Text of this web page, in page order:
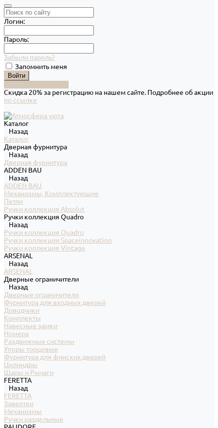
Логин:
Пароль:
Забыли пароль?
Запомнить меня
Скидка 20% за регистрацию на нашем сайте. Подробнее об акции
по ссылке
Каталог
Назад
Каталог
Дверная фурнитура
Назад
Дверная фурнитура
ADDEN BAU
Назад
ADDEN BAU
Механизмы, Комплектующие
Петли
Ручки коллекция Absolut
Ручки коллекция Quadro
Назад
Ручки коллекция Quadro
Ручки коллекции Spaceinnovation
Ручки коллекция Vintage
ARSENAL
Назад
ARSENAL
Дверные ограничители
Назад
Дверные ограничители
Фурнитура для входных дверей
Доводчики
Комплекты
Навесные замки
Номера
Раздвижные системы
Упоры торцевые
Фурнитура для финских дверей
Цилиндры
Шары и Рычаги
FERETTA
Назад
FERETTA
Завертки
Механизмы
Ручки раздельные